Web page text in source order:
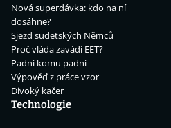
Nová superdávka: kdo na ní
dosáhne?
Sjezd sudetských Němců
Proč vláda zavádí EET?
Padni komu padni
Výpověď z práce vzor
Divoký kačer
Technologie